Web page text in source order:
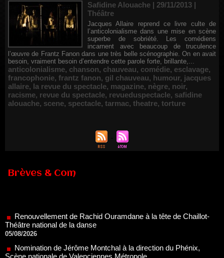
Safidine Alouache | 29/11/2013 |
Théâtre
Jacques Allaire reprend ce livre culte de
l’anticolonialisme dans une mise en scène
superbe de sobriété. Les comédiens
incarnent avec beaucoup de truculence
l’œuvre de Frantz Fanon dans une très belle scénographie. On en avait
besoin, vraiment besoin d’entendre cette parole forte, brillante,...
anticolonialisme, chanson, chauveau, comédie, esclavage,
francophonie, frantz fanon, gil chauveau, humour, jacques
allaire, la revue du spectacle, magazine, nègre, noir,
racisme, revue du spectacle, revueduspectacle, safidine
alouache, scene, spectacle, tarmac, theatre, torture
Brèves & Com
05/08/2026
Nomination de Jérôme Montchal à la direction du Phénix,
Scène nationale de Valenciennes Métropole
22/07/2026